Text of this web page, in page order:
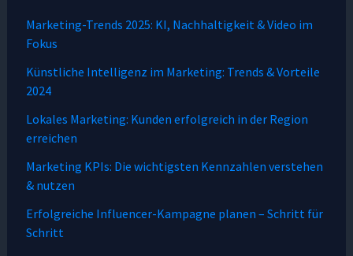
Marketing-Trends 2025: KI, Nachhaltigkeit & Video im
Fokus
Künstliche Intelligenz im Marketing: Trends & Vorteile
2024
Lokales Marketing: Kunden erfolgreich in der Region
erreichen
Marketing KPIs: Die wichtigsten Kennzahlen verstehen
& nutzen
Erfolgreiche Influencer-Kampagne planen – Schritt für
Schritt